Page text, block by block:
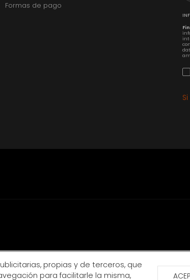
Formas de pago
propias y de terceros, que
para facilitarle la misma,